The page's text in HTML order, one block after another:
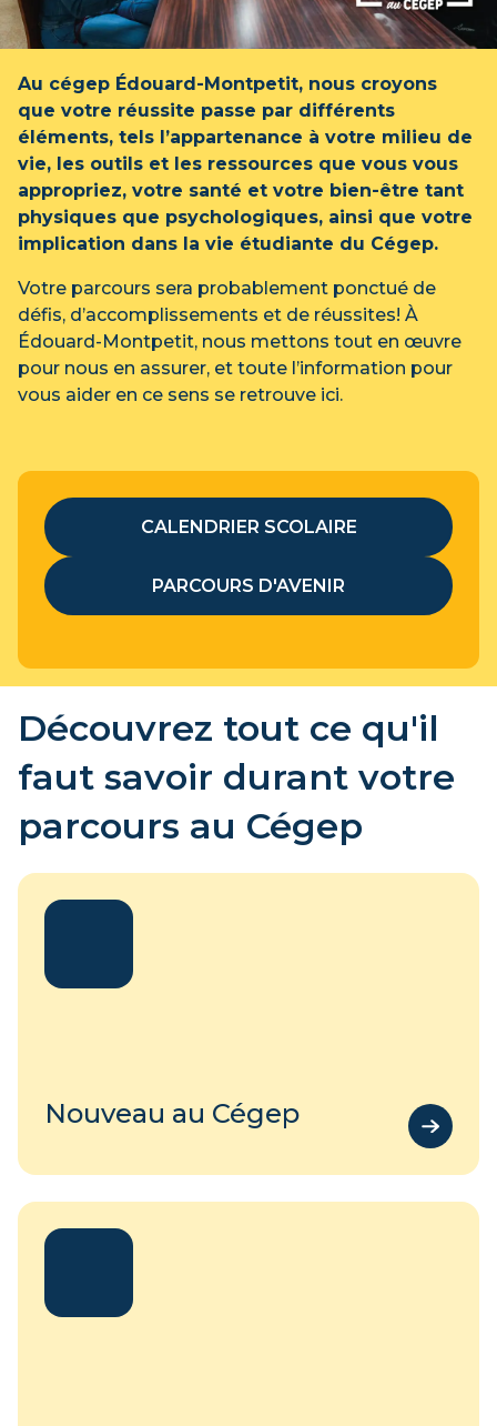
Au cégep Édouard-Montpetit, nous croyons
que votre réussite passe par différents
éléments, tels l’appartenance à votre milieu de
vie, les outils et les ressources que vous vous
appropriez, votre santé et votre bien-être tant
physiques que psychologiques, ainsi que votre
implication dans la vie étudiante du Cégep.
Votre parcours sera probablement ponctué de
défis, d’accomplissements et de réussites! À
Édouard-Montpetit, nous mettons tout en œuvre
pour nous en assurer, et toute l’information pour
vous aider en ce sens se retrouve ici.
CALENDRIER SCOLAIRE
PARCOURS D'AVENIR
Découvrez tout ce qu'il
faut savoir durant votre
parcours au Cégep
Nouveau au Cégep